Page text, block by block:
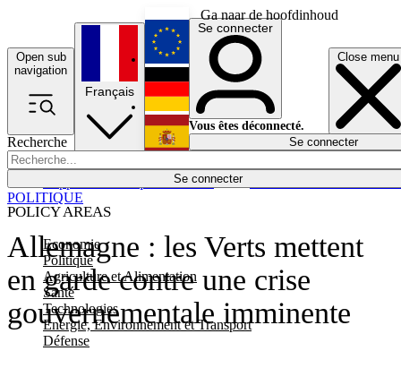
Ga naar de hoofdinhoud
Open sub
navigation
Close menu
Recherche
Se connecter
POLICY AREAS
Economie
Politique
Agriculture et Alimentation
Santé
Technologies
Energie, Environnement et Transport
Défense
Économie
Français
English
Deutsch
Español
Se connecter
Vous êtes déconnecté.
Se connecter
Allemagne : les Verts mettent
en garde contre une crise
gouvernementale imminente
POLITIQUE